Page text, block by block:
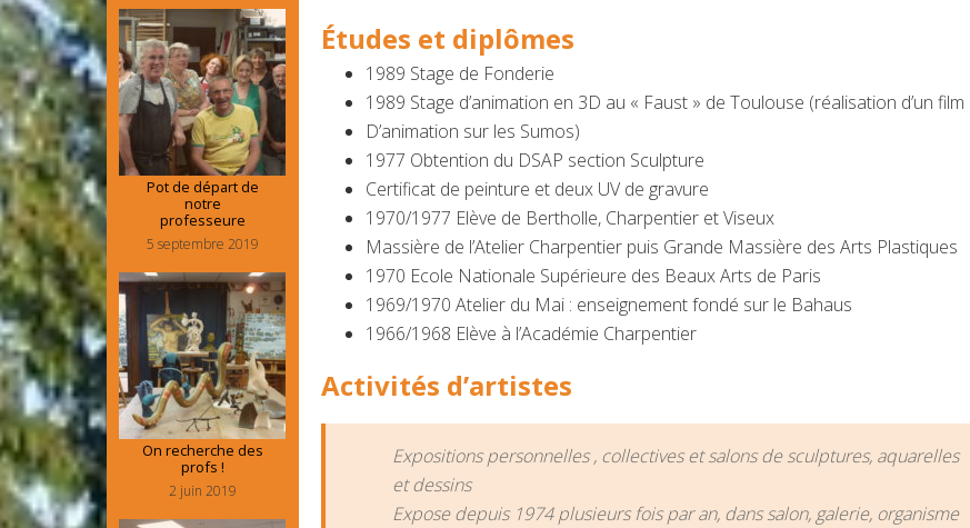
Études et diplômes
1989 Stage de Fonderie
1989 Stage d’animation en 3D au « Faust » de Toulouse (réalisation d’un film
D’animation sur les Sumos)
1977 Obtention du DSAP section Sculpture
Certificat de peinture et deux UV de gravure
1970/1977 Elève de Bertholle, Charpentier et Viseux
Massière de l’Atelier Charpentier puis Grande Massière des Arts Plastiques
1970 Ecole Nationale Supérieure des Beaux Arts de Paris
1969/1970 Atelier du Mai : enseignement fondé sur le Bahaus
1966/1968 Elève à l’Académie Charpentier
Activités d’artistes
Expositions personnelles , collectives et salons de sculptures, aquarelles
et dessins
Expose depuis 1974 plusieurs fois par an, dans salon, galerie, organisme
Pot de départ de
notre
professeure
5 septembre 2019
On recherche des
profs !
2 juin 2019